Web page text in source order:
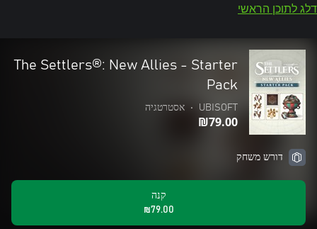
דלג לתוכן הראשי
The Settlers®: New Allies - Starter
Pack
UBISOFT
• אסטרטגיה
‪₪‎79.00‬
דורש משחק
קנה
‪₪‎79.00‬